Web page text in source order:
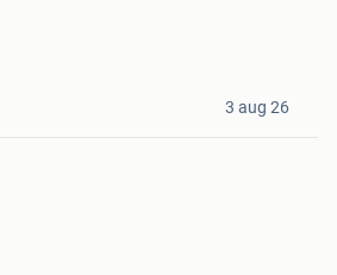
3 aug 26